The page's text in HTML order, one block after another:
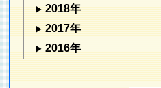
2018年
2017年
2016年